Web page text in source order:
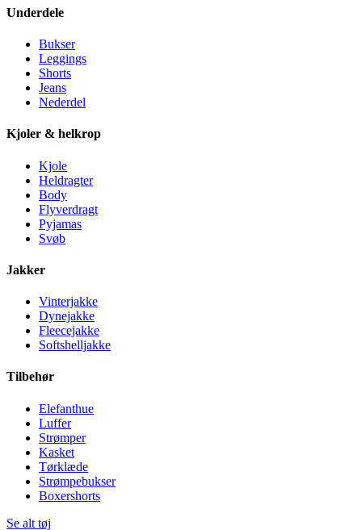
Underdele
Bukser
Leggings
Shorts
Jeans
Nederdel
Kjoler & helkrop
Kjole
Heldragter
Body
Flyverdragt
Pyjamas
Svøb
Jakker
Vinterjakke
Dynejakke
Fleecejakke
Softshelljakke
Tilbehør
Elefanthue
Luffer
Strømper
Kasket
Tørklæde
Strømpebukser
Boxershorts
Se alt tøj